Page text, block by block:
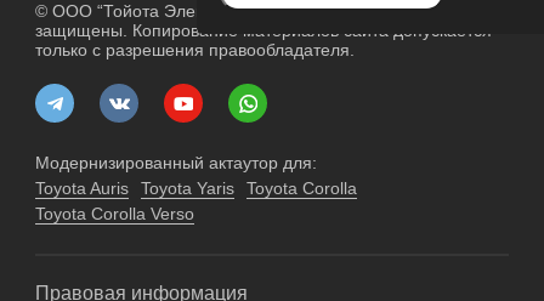
© ООО “Тойота Электрик”, 2004— 2026. Все права
защищены. Копирование материалов сайта допускается
только с разрешения правообладателя.
Модернизированный актаутор для:
Toyota Auris
Toyota Yaris
Toyota Corolla
Toyota Corolla Verso
Правовая информация